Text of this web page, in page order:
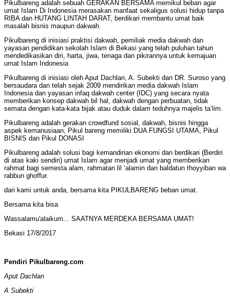
Pikulbareng adalah sebuah GERAKAN BERSAMA memikul beban agar
umat Islam Di Indonesia merasakan manfaat sekaligus solusi hidup tanpa
RIBA dan HUTANG LINTAH DARAT, berdikari membantu umat baik
masalah bisnis maupun dakwah.
Pikulbareng di inisiasi praktisi dakwah, pemiliak media dakwah dan
yayasan pendidikan sekolah Islam di Bekasi yang telah puluhan tahun
mendedikasikan diri, harta, jiwa, tenaga dan pikirannya untuk kemajuan
umat Islam Indonesia
Pikulbareng di inisiasi oleh Aput Dachlan, A. Subekti dan DR. Suroso yang
bersaudara dan telah sejak 2009 mendirikan media dakwah Islam
Indonesia dan yayasan infaq dakwah center (IDC) yang secara nyata
memberikan konsep dakwah bil hal, dakwah dengan perbuatan, tidak
semata dengan kata-kata bijak atau duduk dalam teduhnya majelis ta’lim.
Pikulbareng adalah gerakan crowdfund sosial, dakwah, bisnis hingga
aspek kemanusiaan, Pikul bareng memiliki DUA FUNGSI UTAMA, Pikul
BISNIS dan Pikul DONASI
Pikulbareng adalah solusi bagi kemandirian ekonomi dan berdikari (Berdiri
di atas kaki sendiri) umat Islam agar menjadi umat yang memberikan
rahmat bagi semesta alam, rahmatan lil ‘alamin dan baldatun thoyyiban wa
rabbun ghoffur.
dari kami untuk anda, bersama kita PIKULBARENG beban umat.
Bersama kita bisa
Wassalamu'alaikum... SAATNYA MERDEKA BERSAMA UMAT!
Bekasi 17/8/2017
Pendiri Pikulbareng.com
Aput Dachlan
A Subekti